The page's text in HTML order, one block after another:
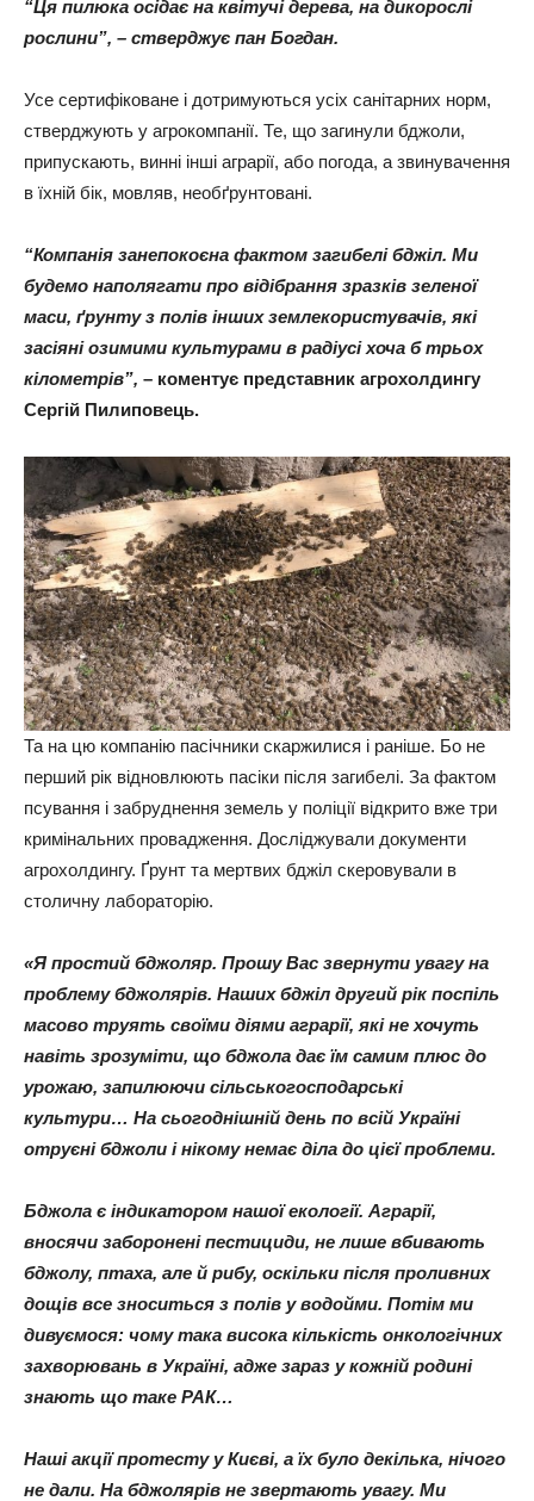
“Ця пилюка осідає на квітучі дерева, на дикорослі
рослини”, – стверджує пан Богдан.
Усе сертифіковане і дотримуються усіх санітарних норм,
стверджують у агрокомпанії. Те, що загинули бджоли,
припускають, винні інші аграрії, або погода, а звинувачення
в їхній бік, мовляв, необґрунтовані.
“Компанія занепокоєна фактом загибелі бджіл. Ми
будемо наполягати про відібрання зразків зеленої
маси, ґрунту з полів інших землекористувачів, які
засіяні озимими культурами в радіусі хоча б трьох
кілометрів”, – коментує представник агрохолдингу
Сергій Пилиповець.
Та на цю компанію пасічники скаржилися і раніше. Бо не
перший рік відновлюють пасіки після загибелі. За фактом
псування і забруднення земель у поліції відкрито вже три
кримінальних провадження. Досліджували документи
агрохолдингу. Ґрунт та мертвих бджіл скеровували в
столичну лабораторію.
«Я простий бджоляр. Прошу Вас звернути увагу на
проблему бджолярів. Наших бджіл другий рiк поспіль
масово труять своїми діями аграрії, які не хочуть
навіть зрозуміти, що бджола дає їм самим плюс до
урожаю, запилюючи сільськогосподарські
культури… На сьогоднішній день по всій Україні
отруєні бджоли i нікому немає діла до цієї проблеми.
Бджола є індикатором нашої екології. Аграрії,
вносячи заборонені пестициди, не лише вбивають
бджолу, птаха, але й рибу, оскільки після проливних
дощів все зноситься з полів у водойми. Потім ми
дивуємося: чому така висока кількість онкологічних
захворювань в Україні, адже зараз у кожній родині
знають що таке РАК…
Наші акції протесту у Києві, а їх було декілька, нічого
не дали. На бджолярів не звертають увагу. Ми